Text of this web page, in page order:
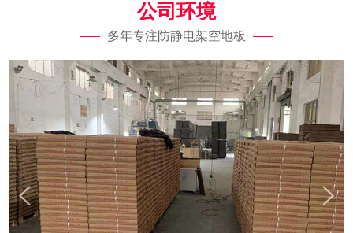
公司环境
多年专注防静电架空地板